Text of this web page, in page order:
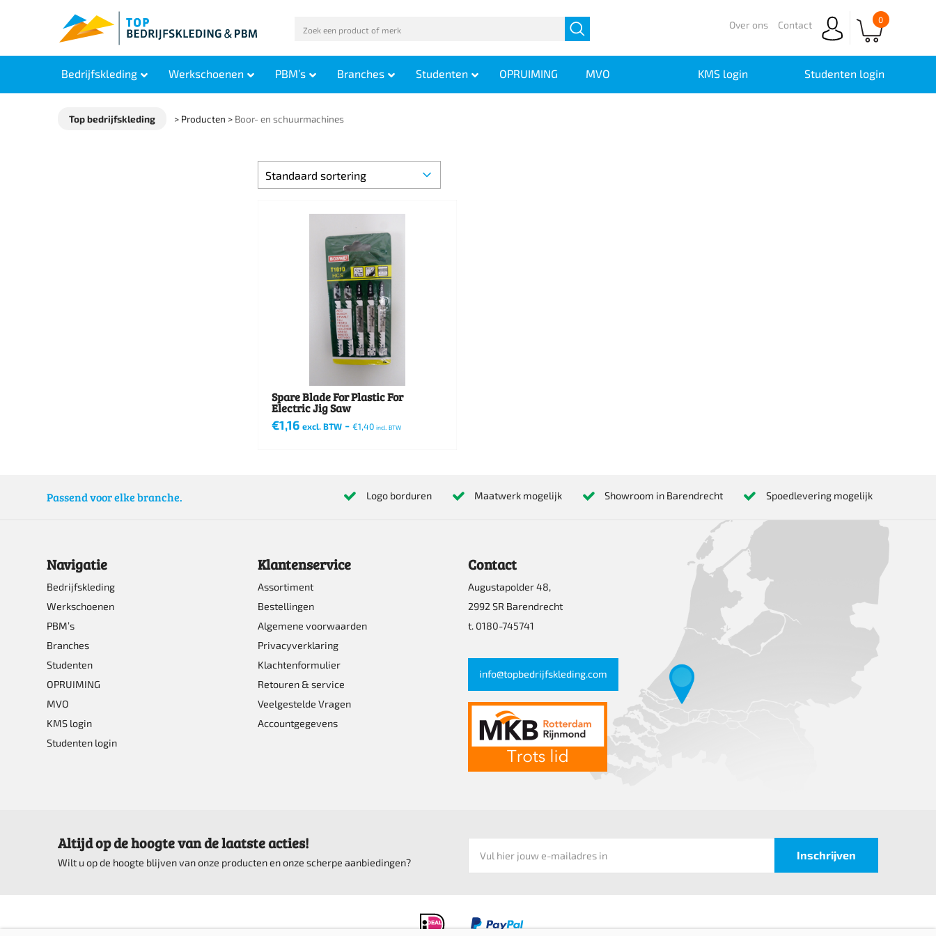
0
Over ons Contact
Bedrijfskleding Werkschoenen PBM’s Branches Studenten OPRUIMING MVO KMS login Studenten login
Top bedrijfskleding > Producten > Boor- en schuurmachines
Spare Blade For Plastic For
Electric Jig Saw
€1,16 excl. BTW- €1,40 incl. BTW
Passend voor elke branche. Logo borduren Maatwerk mogelijk Showroom in Barendrecht Spoedlevering mogelijk
Navigatie
Bedrijfskleding
Werkschoenen
PBM’s
Branches
Studenten
OPRUIMING
MVO
KMS login
Studenten login
Klantenservice
Assortiment
Bestellingen
Algemene voorwaarden
Privacyverklaring
Klachtenformulier
Retouren & service
Veelgestelde Vragen
Accountgegevens
Contact
Augustapolder 48,
2992 SR Barendrecht
t. 0180-745741
info@topbedrijfskleding.com
Altijd op de hoogte van de laatste acties!
Wilt u op de hoogte blijven van onze producten en onze scherpe aanbiedingen?